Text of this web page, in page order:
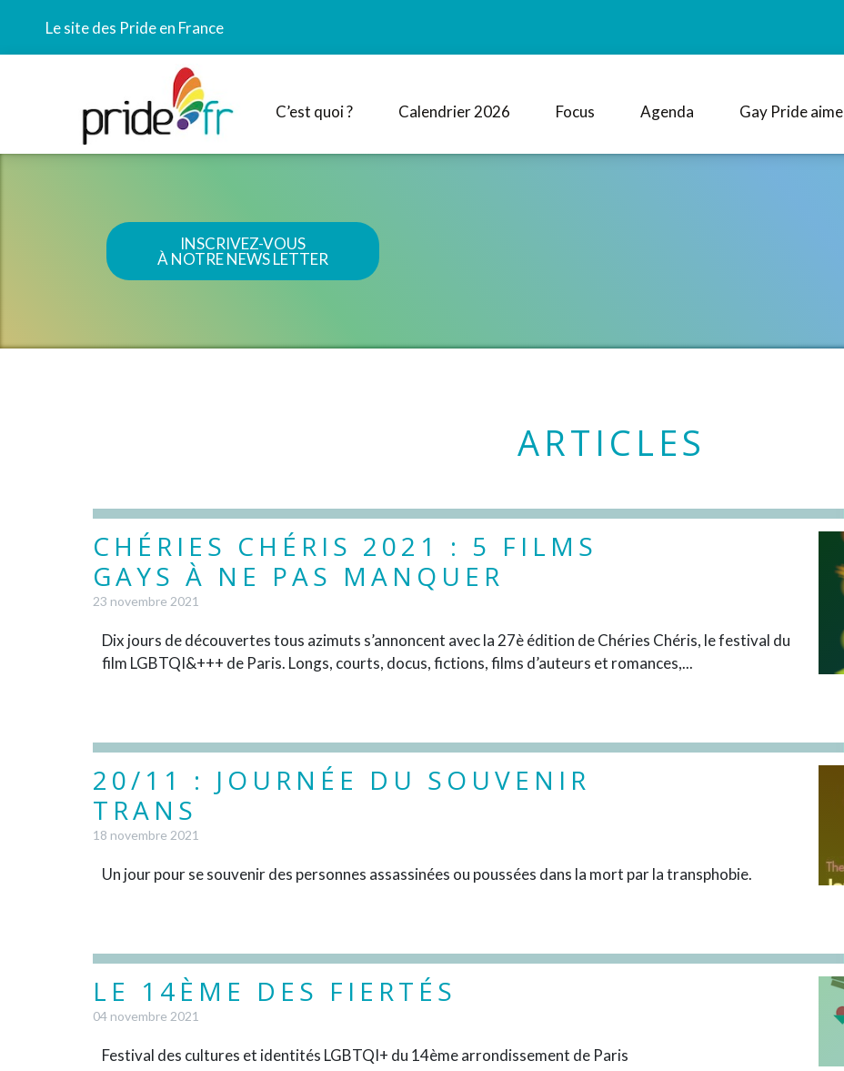
Le site des Pride en France
C’est quoi ? Calendrier 2026 Focus Agenda Gay Pride aime
INSCRIVEZ-VOUS
À NOTRE NEWS LETTER
ARTICLES
CHÉRIES CHÉRIS 2021 : 5 FILMS
GAYS À NE PAS MANQUER
23 novembre 2021
Dix jours de découvertes tous azimuts s’annoncent avec la 27è édition de Chéries Chéris, le festival du
film LGBTQI&+++ de Paris. Longs, courts, docus, fictions, films d’auteurs et romances,...
20/11 : JOURNÉE DU SOUVENIR
TRANS
18 novembre 2021
Un jour pour se souvenir des personnes assassinées ou poussées dans la mort par la transphobie.
LE 14ÈME DES FIERTÉS
04 novembre 2021
Festival des cultures et identités LGBTQI+ du 14ème arrondissement de Paris